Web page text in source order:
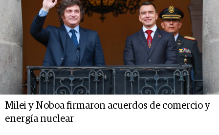
Milei y Noboa firmaron acuerdos de comercio y
energía nuclear